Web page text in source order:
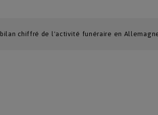
bilan chiffré de l'activité funéraire en